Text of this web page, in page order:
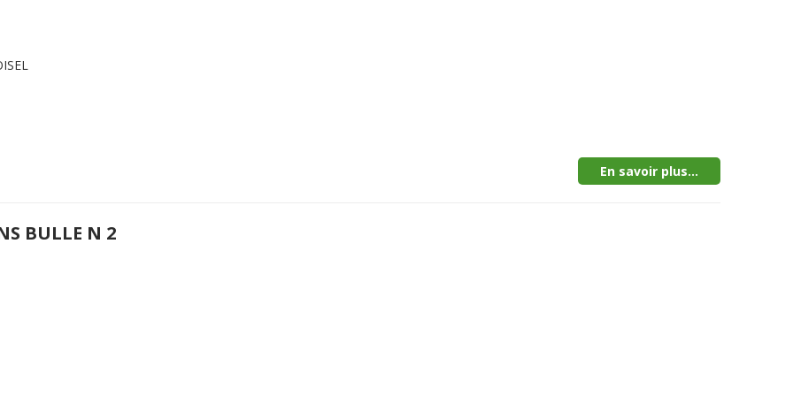
En savoir plus...
BULLE N 2